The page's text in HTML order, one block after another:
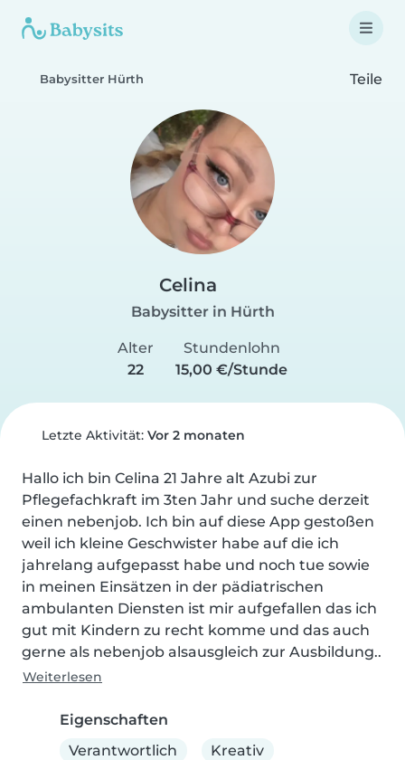
Babysitter Hürth Teile
Celina
Babysitter in Hürth
Alter
22
Stundenlohn
15,00 €/Stunde
Letzte Aktivität: Vor 2 monaten
Hallo ich bin Celina 21 Jahre alt Azubi zur
Pflegefachkraft im 3ten Jahr und suche derzeit
einen nebenjob. Ich bin auf diese App gestoßen
weil ich kleine Geschwister habe auf die ich
jahrelang aufgepasst habe und noch tue sowie
in meinen Einsätzen in der pädiatrischen
ambulanten Diensten ist mir aufgefallen das ich
gut mit Kindern zu recht komme und das auch
gerne als nebenjob alsausgleich zur Ausbildung..
Weiterlesen
Eigenschaften
Verantwortlich
Kreativ